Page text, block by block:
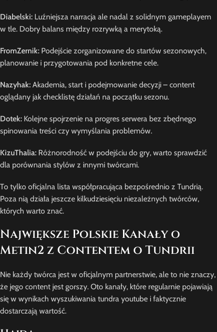
Diabelski: Luźniejsza narracja ale nadal z solidnym gameplayem
w tle. Dobry balans między rozrywką a merytoką.
FromZernik: Podejście zorganizowane do startów sezonowych,
planowanie i przygotowania pod konkretne cele.
Nazyhak: Akademia, start i podejmowanie decyzji – content
oglądany jak checklistę działań na początku sezonu.
Dotek: Kolejne spojrzenie na progres serwera bez zbędnego
spinowania treści czy wymyślania problemów.
KizuThalia: Różnorodność w podejściu do gry, warto sprawdzić
dla porównania stylów z innymi twórcami.
To tylko oficjalna lista współpracująca bezpośrednio z Tundrią.
Poza nią działa jeszcze kilkudziesięciu niezależnych twórców,
których warto znać.
Największe Polskie Kanały o
Metin2 z Contentem o Tundrii
Nie każdy twórca jest w oficjalnym partnerstwie, ale to nie znaczy,
że jego content jest gorszy. Oto kanały, które regularnie pojawiają
się w wynikach wyszukiwania tundra youtube i faktycznie
dostarczają wartość.